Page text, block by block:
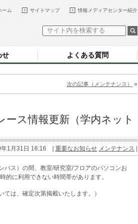
情報メディアセンター紹介
サイトマップ
ーム
せ よくある質問
次の記事（メンテナンス） »
ース情報更新（学内ネット
1月31日 16:16 | 重要なお知らせ メンテナンス
ス）の間、教室/研究室/フロアのパソコンお
的に利用できない時間帯があります。
は、確定次第掲載いたします。）